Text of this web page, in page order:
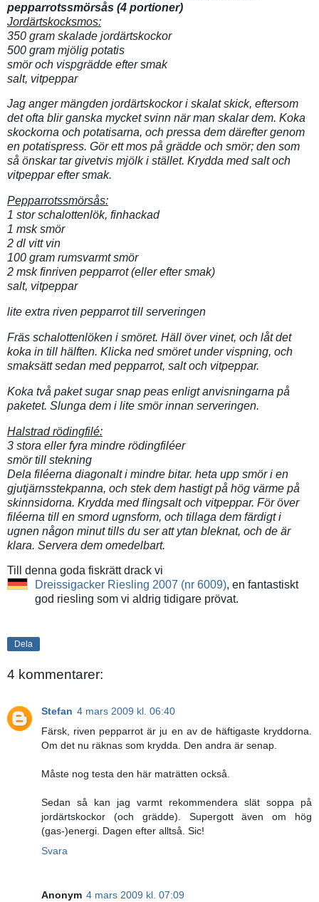
pepparrotssmörsås (4 portioner)
Jordärtskocksmos:
350 gram skalade jordärtskockor
500 gram mjölig potatis
smör och vispgrädde efter smak
salt, vitpeppar
Jag anger mängden jordärtskockor i skalat skick, eftersom
det ofta blir ganska mycket svinn när man skalar dem. Koka
skockorna och potatisarna, och pressa dem därefter genom
en potatispress. Gör ett mos på grädde och smör; den som
så önskar tar givetvis mjölk i stället. Krydda med salt och
vitpeppar efter smak.
Pepparrotssmörsås:
1 stor schalottenlök, finhackad
1 msk smör
2 dl vitt vin
100 gram rumsvarmt smör
2 msk finriven pepparrot (eller efter smak)
salt, vitpeppar
lite extra riven pepparrot till serveringen
Fräs schalottenlöken i smöret. Häll över vinet, och låt det
koka in till hälften. Klicka ned smöret under vispning, och
smaksätt sedan med pepparrot, salt och vitpeppar.
Koka två paket sugar snap peas enligt anvisningarna på
paketet. Slunga dem i lite smör innan serveringen.
Halstrad rödingfilé:
3 stora eller fyra mindre rödingfiléer
smör till stekning
Dela filéerna diagonalt i mindre bitar. heta upp smör i en
gjutjärnsstekpanna, och stek dem hastigt på hög värme på
skinnsidorna. Krydda med flingsalt och vitpeppar. För över
filéerna till en smord ugnsform, och tillaga dem färdigt i
ugnen någon minut tills du ser att ytan bleknat, och de är
klara. Servera dem omedelbart.
Till denna goda fiskrätt drack vi
Dreissigacker Riesling 2007 (nr 6009), en fantastiskt
god riesling som vi aldrig tidigare prövat.
Dela
4 kommentarer:
Stefan 4 mars 2009 kl. 06:40
Färsk, riven pepparrot är ju en av de häftigaste kryddorna.
Om det nu räknas som krydda. Den andra är senap.
Måste nog testa den här maträtten också.
Sedan så kan jag varmt rekommendera slät soppa på
jordärtskockor (och grädde). Supergott även om hög
(gas-)energi. Dagen efter alltså. Sic!
Svara
Anonym 4 mars 2009 kl. 07:09